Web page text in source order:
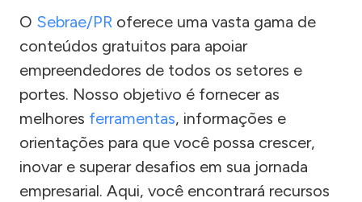
O Sebrae/PR oferece uma vasta gama de
conteúdos gratuitos para apoiar
empreendedores de todos os setores e
portes. Nosso objetivo é fornecer as
melhores ferramentas, informações e
orientações para que você possa crescer,
inovar e superar desafios em sua jornada
empresarial. Aqui, você encontrará recursos